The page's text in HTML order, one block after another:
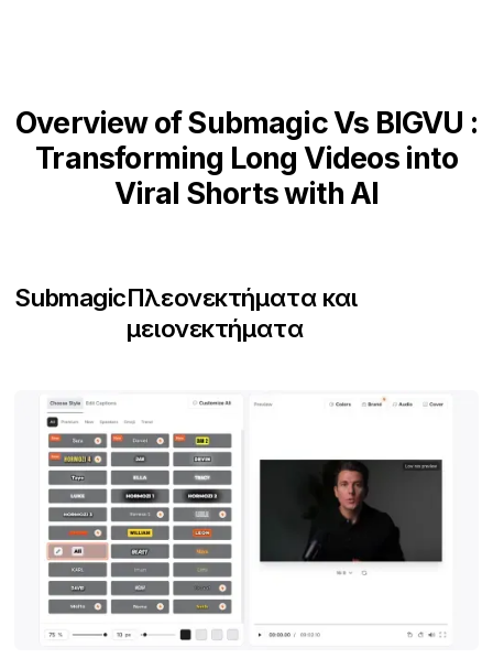
Overview of Submagic Vs BIGVU :
Transforming Long Videos into
Viral Shorts with AI
SubmagicΠλεονεκτήματα και
μειονεκτήματα